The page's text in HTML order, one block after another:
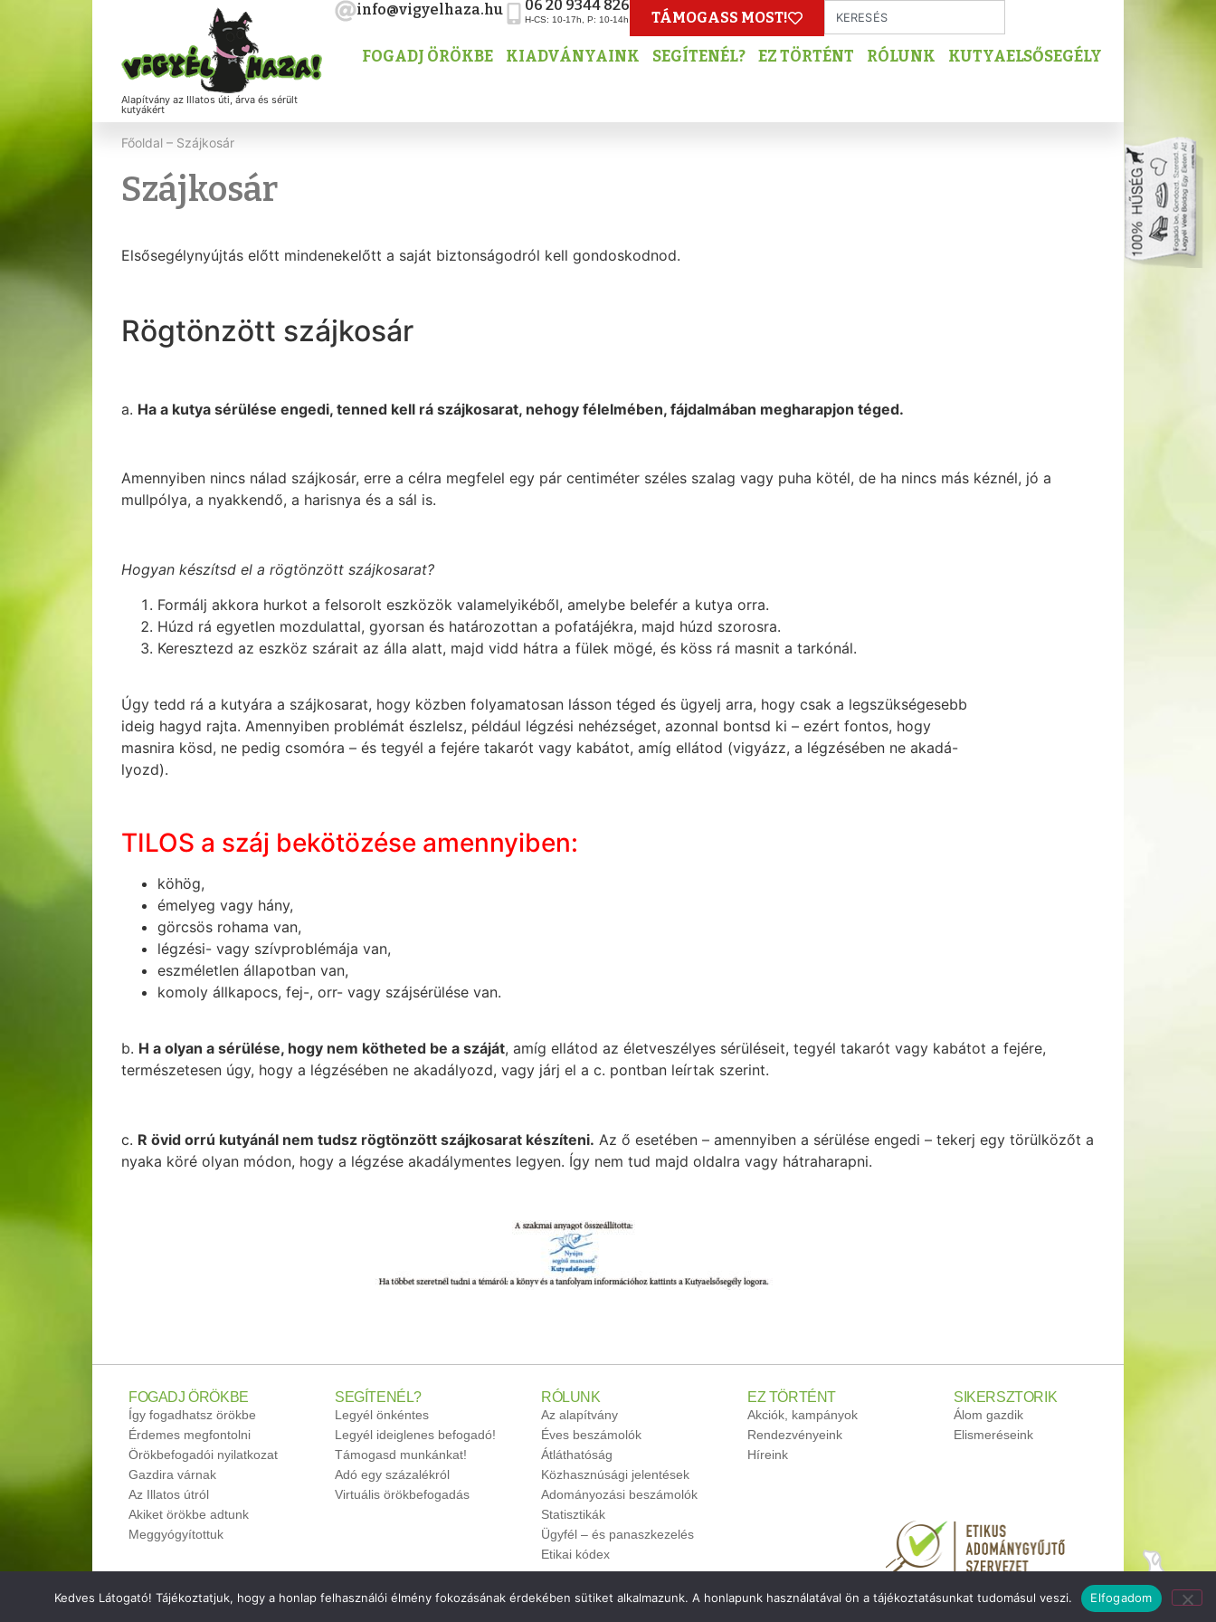
Alapítvány az Illatos úti, árva és sérült
kutyákért
info@vigyelhaza.hu 06 20 9344 826
H-CS: 10-17h, P: 10-14h TÁMOGASS MOST!
FOGADJ ÖRÖKBE KIADVÁNYAINK SEGÍTENÉL? EZ TÖRTÉNT RÓLUNK KUTYAELSŐSEGÉLY
Főoldal – Szájkosár
Szájkosár
Elsősegélynyújtás előtt mindenekelőtt a saját biztonságodról kell gondoskodnod.
Rögtönzött szájkosár
a. Ha a kutya sérülése engedi, tenned kell rá szájkosarat, nehogy félelmében, fájdalmában megharapjon téged.
Amennyiben nincs nálad szájkosár, erre a célra megfelel egy pár centiméter széles szalag vagy puha kötél, de ha nincs más kéznél, jó a
mullpólya, a nyakkendő, a harisnya és a sál is.
Hogyan készítsd el a rögtönzött szájkosarat?
Formálj akkora hurkot a felsorolt eszközök valamelyikéből, amelybe belefér a kutya orra.
Húzd rá egyetlen mozdulattal, gyorsan és határozottan a pofatájékra, majd húzd szorosra.
Keresztezd az eszköz szárait az álla alatt, majd vidd hátra a fülek mögé, és köss rá masnit a tarkónál.
Úgy tedd rá a kutyára a szájkosarat, hogy közben folyamatosan lásson téged és ügyelj arra, hogy csak a legszükségesebb
ideig hagyd rajta. Amennyiben problémát észlelsz, például légzési nehézséget, azonnal bontsd ki – ezért fontos, hogy
masnira kösd, ne pedig csomóra – és tegyél a fejére takarót vagy kabátot, amíg ellátod (vigyázz, a légzésében ne akadá-
lyozd).
TILOS a száj bekötözése amennyiben:
köhög,
émelyeg vagy hány,
görcsös rohama van,
légzési- vagy szívproblémája van,
eszméletlen állapotban van,
komoly állkapocs, fej-, orr- vagy szájsérülése van.
b. H a olyan a sérülése, hogy nem kötheted be a száját, amíg ellátod az életveszélyes sérüléseit, tegyél takarót vagy kabátot a fejére,
természetesen úgy, hogy a légzésében ne akadályozd, vagy járj el a c. pontban leírtak szerint.
c. R övid orrú kutyánál nem tudsz rögtönzött szájkosarat készíteni. Az ő esetében – amennyiben a sérülése engedi – tekerj egy törülközőt a
nyaka köré olyan módon, hogy a légzése akadálymentes legyen. Így nem tud majd oldalra vagy hátraharapni.
oldal tetejére
FOGADJ ÖRÖKBE
Így fogadhatsz örökbe
Érdemes megfontolni
Örökbefogadói nyilatkozat
Gazdira várnak
Az Illatos útról
Akiket örökbe adtunk
Meggyógyítottuk
SEGÍTENÉL?
Legyél önkéntes
Legyél ideiglenes befogadó!
Támogasd munkánkat!
Adó egy százalékról
Virtuális örökbefogadás
RÓLUNK
Az alapítvány
Éves beszámolók
Átláthatóság
Közhasznúsági jelentések
Adományozási beszámolók
Statisztikák
Ügyfél – és panaszkezelés
Etikai kódex
EZ TÖRTÉNT
Akciók, kampányok
Rendezvényeink
Híreink
SIKERSZTORIK
Álom gazdik
Elismeréseink
© 2026 Vigyél Haza Alapítvány ·
Kedves Látogató! Tájékoztatjuk, hogy a honlap felhasználói élmény fokozásának érdekében sütiket alkalmazunk. A honlapunk használatával ön a tájékoztatásunkat tudomásul veszi. Elfogadom